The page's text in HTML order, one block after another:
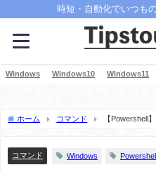
時短・自動化でいつも
Windows Windows10 Windows11
ホーム コマンド
【Powershell
コマンド Windows